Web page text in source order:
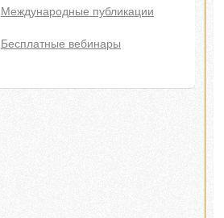
Международные публикации
Бесплатные вебинары